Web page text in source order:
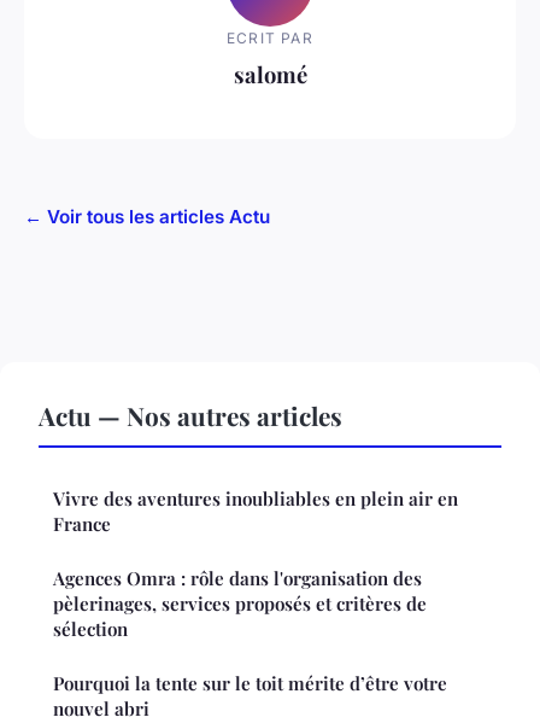
ECRIT PAR
salomé
← Voir tous les articles Actu
Actu — Nos autres articles
Vivre des aventures inoubliables en plein air en
France
Agences Omra : rôle dans l'organisation des
pèlerinages, services proposés et critères de
sélection
Pourquoi la tente sur le toit mérite d’être votre
nouvel abri